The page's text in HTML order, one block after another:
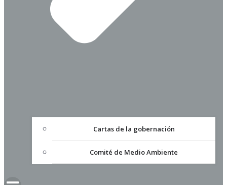
Cartas de la gobernación
Comité de Medio Ambiente